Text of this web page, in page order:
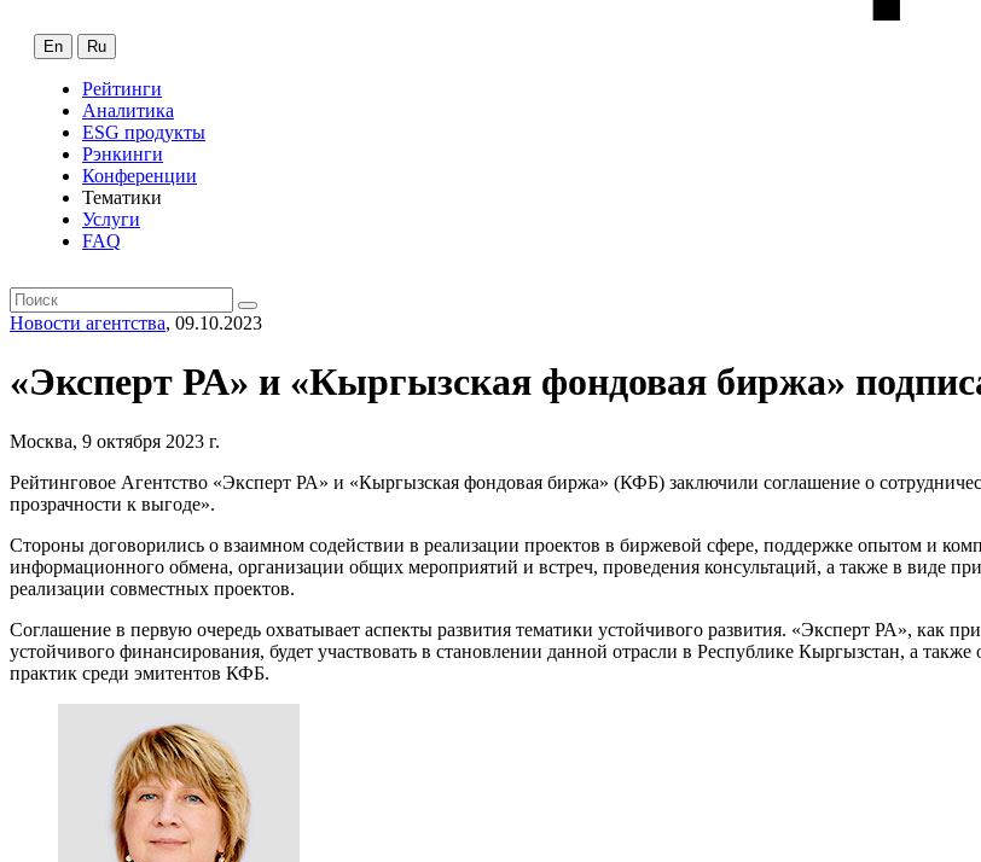
En Ru
Рейтинги
Аналитика
ESG продукты
Рэнкинги
Конференции
Тематики
Услуги
FAQ
Новости агентства, 09.10.2023
«Эксперт РА» и «Кыргызская фондовая биржа»
Москва, 9 октября 2023 г.
Рейтинговое Агентство «Эксперт РА» и «Кыргызская фондовая биржа» (КФБ) заключили соглашение о
прозрачности к выгоде».
Стороны договорились о взаимном содействии в реализации проектов в биржевой сфере, поддержке опытом и
информационного обмена, организации общих мероприятий и встреч, проведения консультаций, а также в виде
реализации совместных проектов.
Соглашение в первую очередь охватывает аспекты развития тематики устойчивого развития. «Эксперт РА», как
устойчивого финансирования, будет участвовать в становлении данной отрасли в Республике Кыргызстан, а
практик среди эмитентов КФБ.